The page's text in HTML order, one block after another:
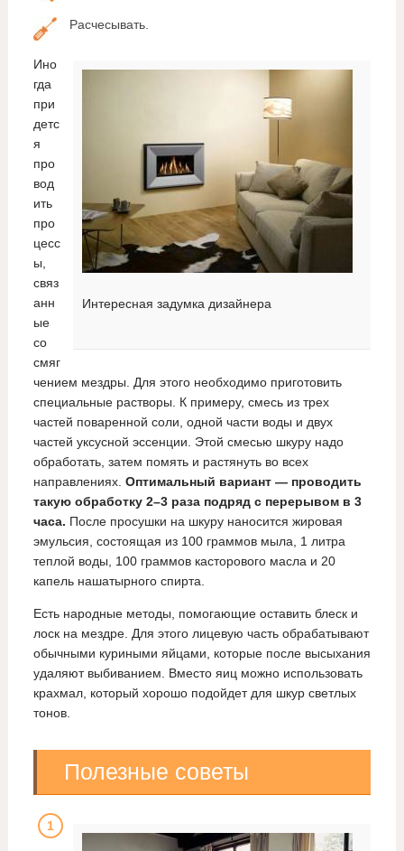
Расчесывать.
Интересная задумка дизайнера
Ино
гда
при
детс
я
про
вод
ить
про
цесс
ы,
связ
анн
ые
со
смяг
чением мездры. Для этого необходимо приготовить
специальные растворы. К примеру, смесь из трех
частей поваренной соли, одной части воды и двух
частей уксусной эссенции. Этой смесью шкуру надо
обработать, затем помять и растянуть во всех
направлениях. Оптимальный вариант — проводить
такую обработку 2–3 раза подряд с перерывом в 3
часа. После просушки на шкуру наносится жировая
эмульсия, состоящая из 100 граммов мыла, 1 литра
теплой воды, 100 граммов касторового масла и 20
капель нашатырного спирта.
Есть народные методы, помогающие оставить блеск и
лоск на мездре. Для этого лицевую часть обрабатывают
обычными куриными яйцами, которые после высыхания
удаляют выбиванием. Вместо яиц можно использовать
крахмал, который хорошо подойдет для шкур светлых
тонов.
Полезные советы